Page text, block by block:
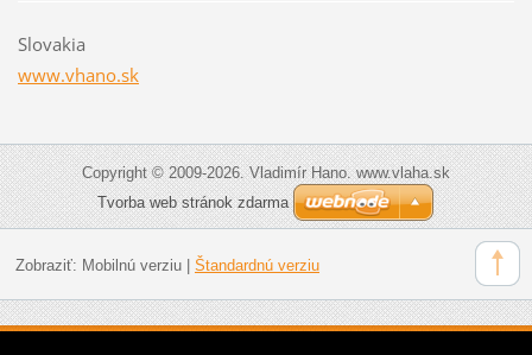
Slovakia
www.vhano.sk
Copyright © 2009-2026. Vladimír Hano. www.vlaha.sk
Tvorba web stránok zdarma
Zobraziť: Mobilnú verziu| Štandardnú verziu